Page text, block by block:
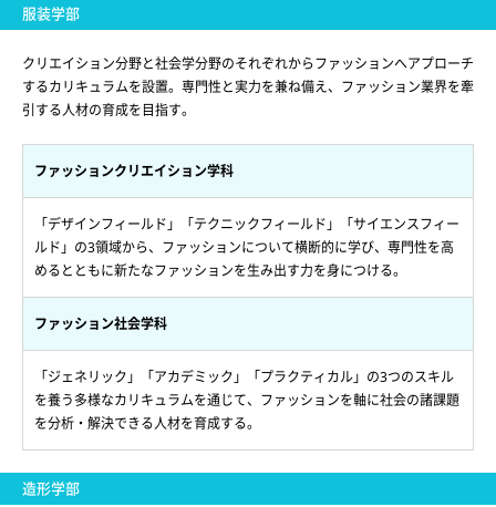
服装学部
クリエイション分野と社会学分野のそれぞれからファッションへアプローチ
するカリキュラムを設置。専門性と実力を兼ね備え、ファッション業界を牽
引する人材の育成を目指す。
ファッションクリエイション学科
「デザインフィールド」「テクニックフィールド」「サイエンスフィー
ルド」の3領域から、ファッションについて横断的に学び、専門性を高
めるとともに新たなファッションを生み出す力を身につける。
ファッション社会学科
「ジェネリック」「アカデミック」「プラクティカル」の3つのスキル
を養う多様なカリキュラムを通じて、ファッションを軸に社会の諸課題
を分析・解決できる人材を育成する。
造形学部